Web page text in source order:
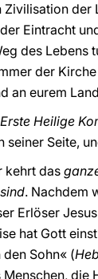
Zivilisation
Eintracht
des Lebens
der
an eurem
Heilige
seiner Seite,
kehrt das
. Nachdem
Erlöser
hat Gott
Sohn« (
Menschen,